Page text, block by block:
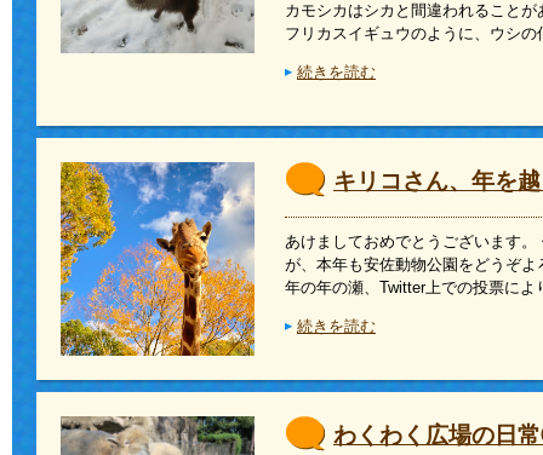
カモシカはシカと間違われること
フリカスイギュウのように、ウシ
続きを読む
キリコさん、年を
あけましておめでとうございます
が、本年も安佐動物公園をどう
年の年の瀬、Twitter上での投票に
続きを読む
わくわく広場の日